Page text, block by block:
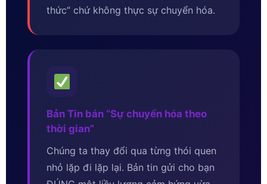
thức” chứ không thực sự chuyển hóa.
Bản Tin bán “Sự chuyển hóa theo
thời gian”
Chúng ta thay đổi qua từng thói quen
nhỏ lặp đi lặp lại. Bản tin gửi cho bạn